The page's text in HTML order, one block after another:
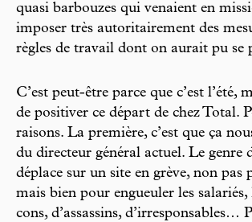
quasi barbouzes qui venaient en
imposer très autoritairement des
règles de travail dont on aurait pu se
C’est peut-être parce que c’est l’été,
de positiver ce départ de chez Total.
raisons. La première, c’est que ça
du directeur général actuel. Le genre
déplace sur un site en grève, non pas
mais bien pour engueuler les
cons, d’assassins, d’irresponsables…